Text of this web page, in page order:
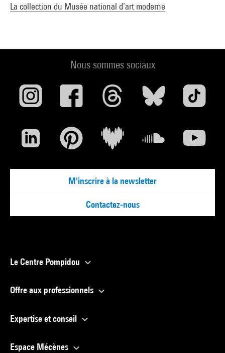
La collection du Musée national d’art moderne
Nous sommes sociaux
M'inscrire à la newsletter
Contactez-nous
Le Centre Pompidou
Offre aux professionnels
Expertise et conseil
Espace Mécènes